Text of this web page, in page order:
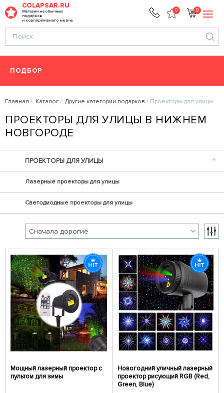
COLAPSAR.RU
Магазин необычных
подарков
и корпоративного мерча
0 0
ПОДБОР
Главная Каталог Другие категории подарков Проекторы для улицы
ПРОЕКТОРЫ ДЛЯ УЛИЦЫ В НИЖНЕМ
НОВГОРОДЕ
ПРОЕКТОРЫ ДЛЯ УЛИЦЫ
Лазерные проекторы для улицы
Светодиодные проекторы для улицы
Мощный лазерный проектор с
пультом для зимы
Новогодний уличный лазерный
проектор рисующий RGB (Red,
Green, Blue)